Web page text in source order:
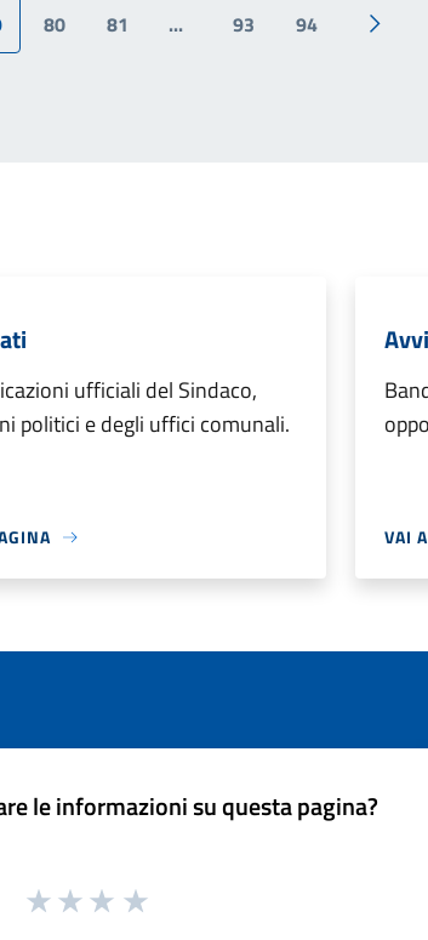
80 81 ... 93 94
ufficiali del Sindaco,
politici e degli uffici comunali.
VAI
le informazioni su questa pagina?